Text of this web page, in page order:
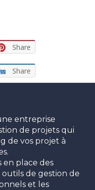
Share
Share
entreprise
de projets qui
de vos projet à
en place des
de gestion de
et les